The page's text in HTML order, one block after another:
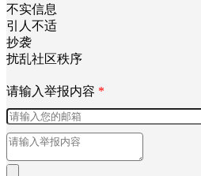
不实信息
引人不适
抄袭
扰乱社区秩序
请输入举报内容 *